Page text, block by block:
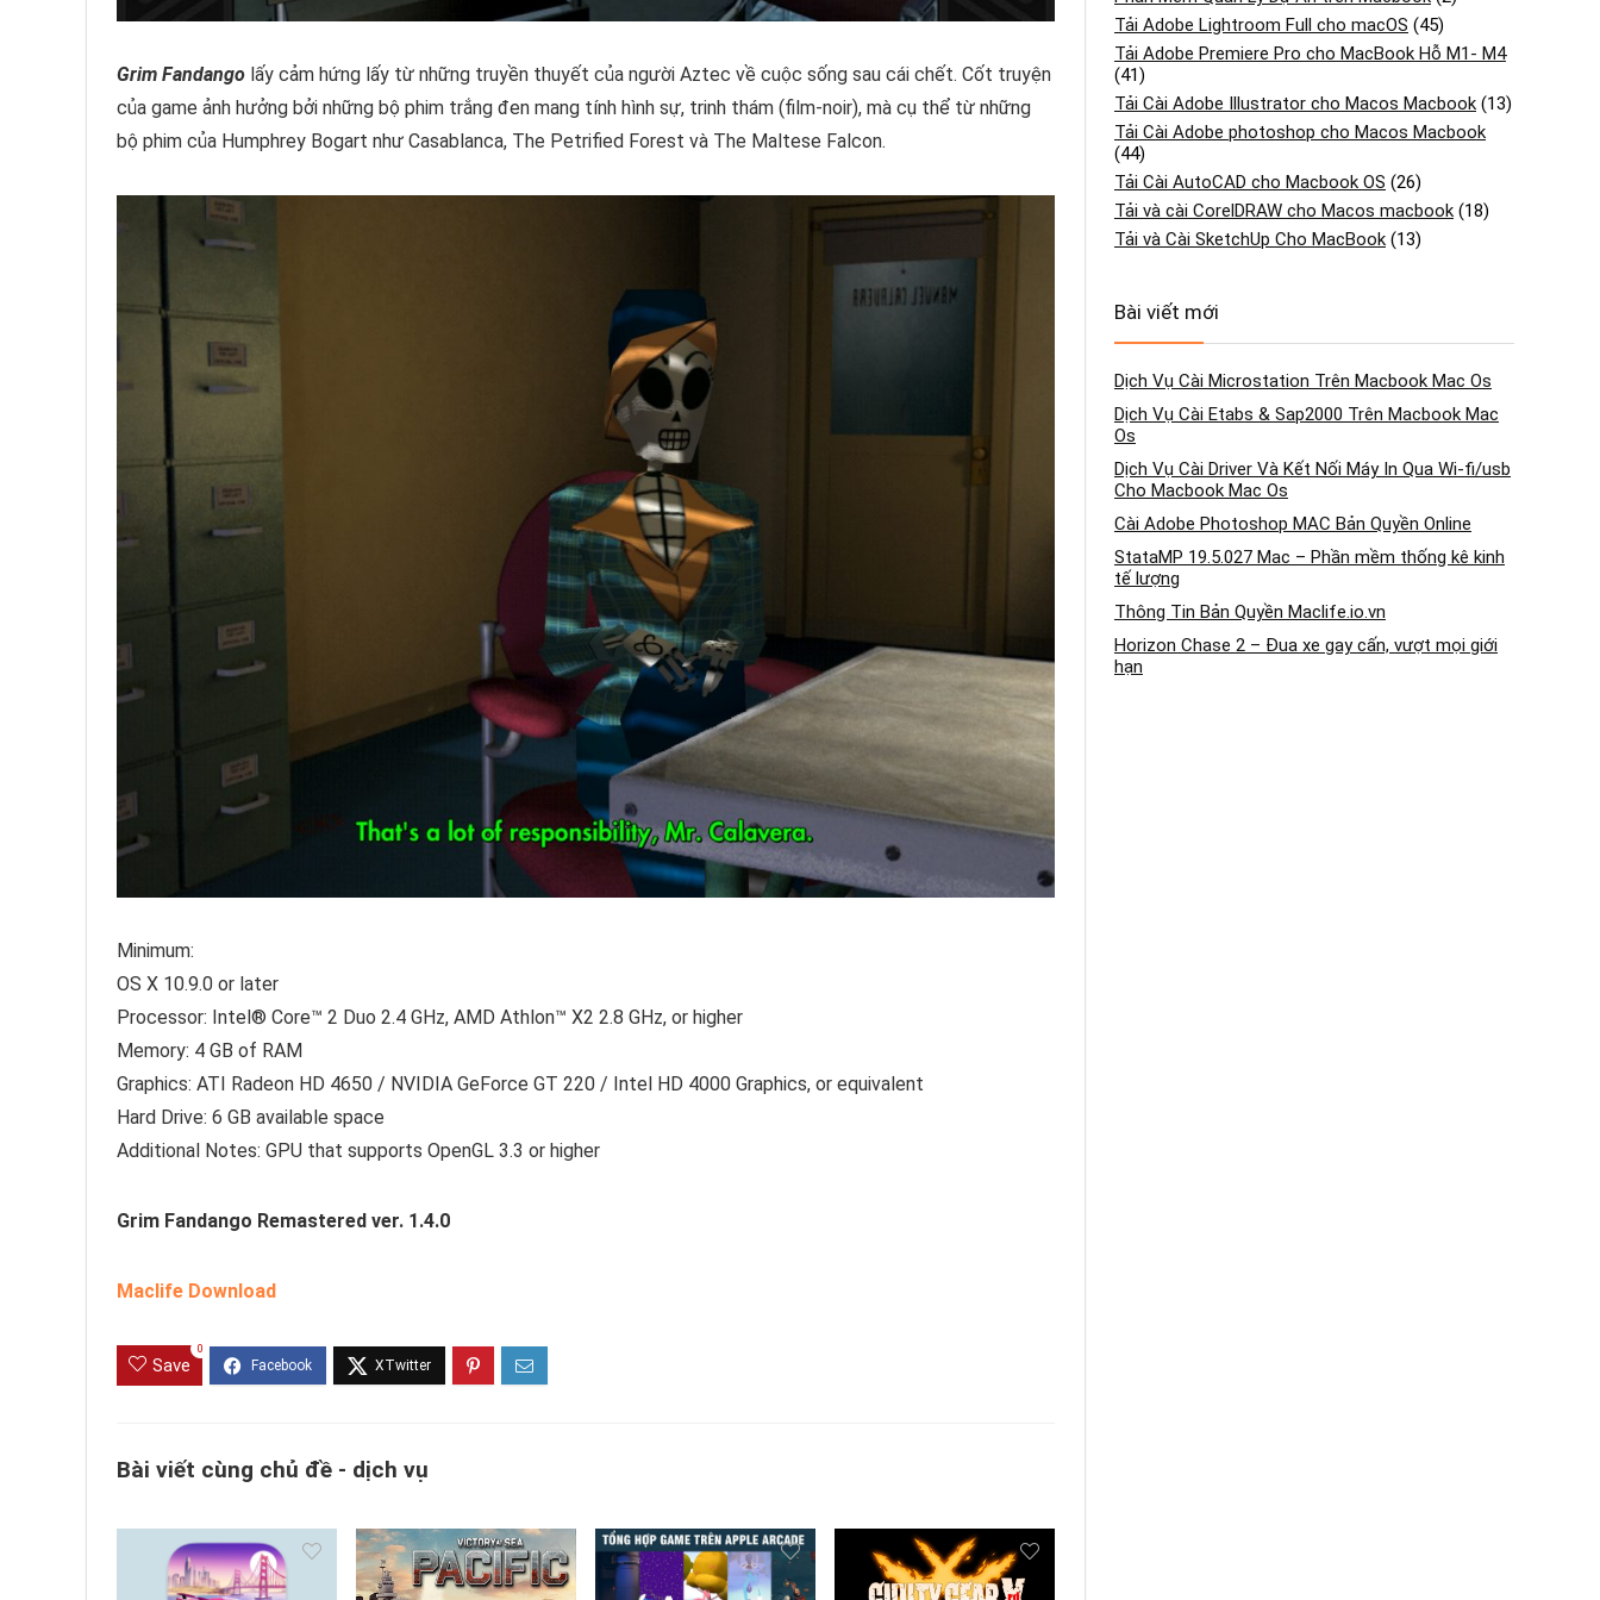
Grim Fandango lấy cảm hứng lấy từ những truyền thuyết của người Aztec về cuộc sống sau cái chết. Cốt truyện
của game ảnh hưởng bởi những bộ phim trắng đen mang tính hình sự, trinh thám (film-noir), mà cụ thể từ những
bộ phim của Humphrey Bogart như Casablanca, The Petrified Forest và The Maltese Falcon.
Minimum:
OS X 10.9.0 or later
Processor: Intel® Core™ 2 Duo 2.4 GHz, AMD Athlon™ X2 2.8 GHz, or higher
Memory: 4 GB of RAM
Graphics: ATI Radeon HD 4650 / NVIDIA GeForce GT 220 / Intel HD 4000 Graphics, or equivalent
Hard Drive: 6 GB available space
Additional Notes: GPU that supports OpenGL 3.3 or higher
Grim Fandango Remastered ver. 1.4.0
Maclife Download
Save
0
Bài viết cùng chủ đề - dịch vụ
Tải Adobe Lightroom Full cho macOS (45)
Tải Adobe Premiere Pro cho MacBook Hỗ M1- M4
(41)
Tải Cài Adobe Illustrator cho Macos Macbook (13)
Tải Cài Adobe photoshop cho Macos Macbook
(44)
Tải Cài AutoCAD cho Macbook OS (26)
Tải và cài CorelDRAW cho Macos macbook (18)
Tải và Cài SketchUp Cho MacBook (13)
Bài viết mới
Dịch Vụ Cài Microstation Trên Macbook Mac Os
Dịch Vụ Cài Etabs & Sap2000 Trên Macbook Mac
Os
Dịch Vụ Cài Driver Và Kết Nối Máy In Qua Wi-fi/usb
Cho Macbook Mac Os
Cài Adobe Photoshop MAC Bản Quyền Online
StataMP 19.5.027 Mac – Phần mềm thống kê kinh
tế lượng
Thông Tin Bản Quyền Maclife.io.vn
Horizon Chase 2 – Đua xe gay cấn, vượt mọi giới
hạn